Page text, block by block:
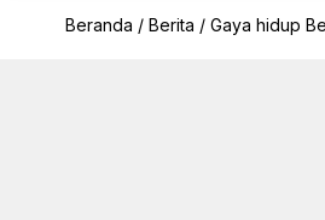
Beranda / Berita / Gaya hidup